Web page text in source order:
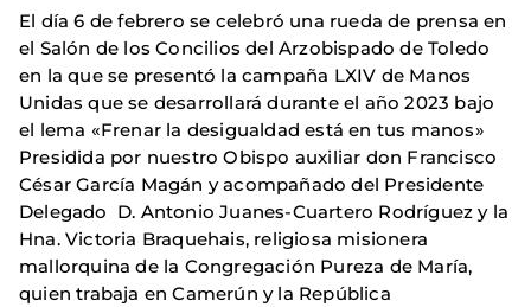
El día 6 de febrero se celebró una rueda de prensa en
el Salón de los Concilios del Arzobispado de Toledo
en la que se presentó la campaña LXIV de Manos
Unidas que se desarrollará durante el año 2023 bajo
el lema «Frenar la desigualdad está en tus manos»
Presidida por nuestro Obispo auxiliar don Francisco
César García Magán y acompañado del Presidente
Delegado D. Antonio Juanes-Cuartero Rodríguez y la
Hna. Victoria Braquehais, religiosa misionera
mallorquina de la Congregación Pureza de María,
quien trabaja en Camerún y la República